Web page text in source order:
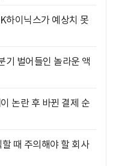
이닉스가 예상치 못
벌어들인 놀라운 액
논란 후 바뀐 결제 순
때 주의해야 할 회사